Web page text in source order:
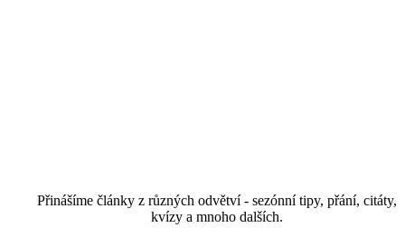
Přinášíme články z různých odvětví - sezónní tipy, přání, citáty,
kvízy a mnoho dalších.